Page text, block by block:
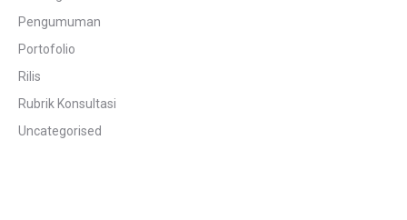
Pengumuman
Portofolio
Rilis
Rubrik Konsultasi
Uncategorised